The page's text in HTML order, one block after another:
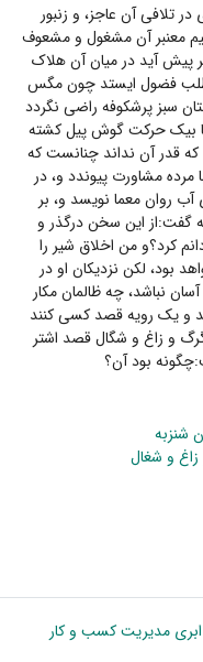
تلافی آن عاجز، و زنبور
معنبر آن مشغول و مشعوف
پیش آید در میان آن هلاک
طلب فضول ایستد چون مگس
سبز پرشکوفه راضی نگردد
بیک حرکت گوش پیل کشته
قدر آن نداند چنانست که
مرده مشاورت پیوندد و، در
روان معما نویسد و، بر
گفت:از این سخن درگذر و
کرد؟و من اخلاق شیر را
بود، لکن نزدیکان او در
نباشد، چه ظالمان مکار
یک رویه قصد کسی کنند
گرگ و زاغ و شگال قصد اشتر
بود آن؟